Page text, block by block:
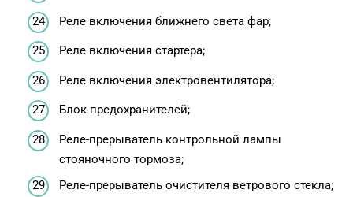
Реле включения ближнего света фар;
Реле включения стартера;
Реле включения электровентилятора;
Блок предохранителей;
Реле-прерыватель контрольной лампы
стояночного тормоза;
Реле-прерыватель очистителя ветрового стекла;